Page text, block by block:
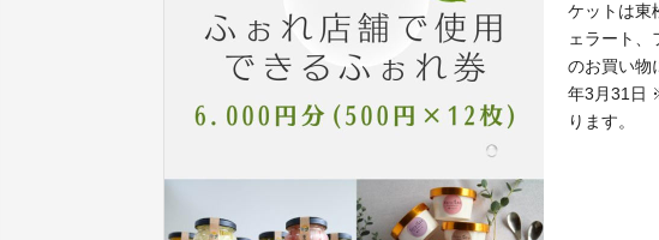
ケットは東
ェラート
のお買い物
年3月31日
ります。